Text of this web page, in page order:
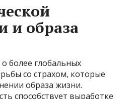
и образа
более глобальных
со страхом, которые
образа жизни.
способствует выработке